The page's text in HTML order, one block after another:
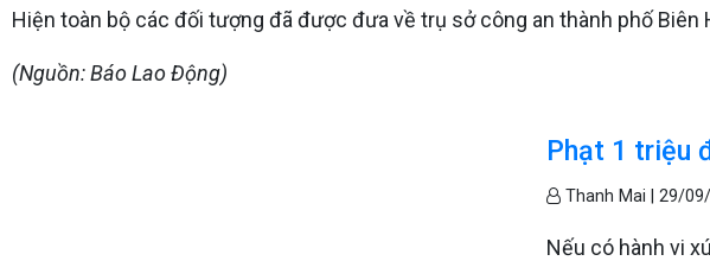
Hiện toàn bộ các đối tượng đã được đưa về trụ sở công an thành phố Biên
(Nguồn: Báo Lao Động)
Phạt 1 triệu
Thanh Mai |29/
Nếu có hành vi